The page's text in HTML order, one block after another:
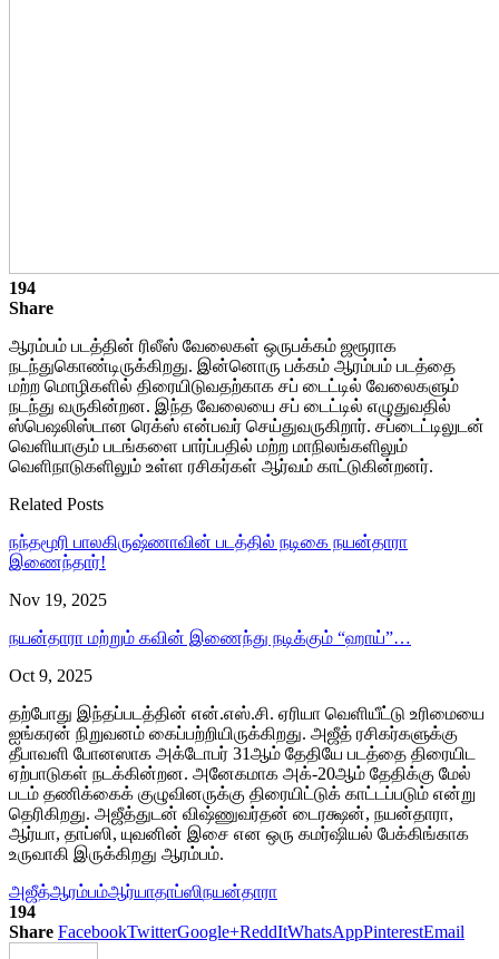
194
Share
ஆரம்பம் படத்தின் ரிலீஸ் வேலைகள் ஒருபக்கம் ஜரூராக
நடந்துகொண்டிருக்கிறது. இன்னொரு பக்கம் ஆரம்பம் படத்தை
மற்ற மொழிகளில் திரையிடுவதற்காக சப் டைட்டில் வேலைகளும்
நடந்து வருகின்றன. இந்த வேலையை சப் டைட்டில் எழுதுவதில்
ஸ்பெஷலிஸ்டான ரெக்ஸ் என்பவர் செய்துவருகிறார். சப்டைட்டிலுடன்
வெளியாகும் படங்களை பார்ப்பதில் மற்ற மாநிலங்களிலும்
வெளிநாடுகளிலும் உள்ள ரசிகர்கள் ஆர்வம் காட்டுகின்றனர்.
Related Posts
நந்தமூரி பாலகிருஷ்ணாவின் படத்தில் நடிகை நயன்தாரா
இணைந்தார்!
Nov 19, 2025
நயன்தாரா மற்றும் கவின் இணைந்து நடிக்கும் “ஹாய்”…
Oct 9, 2025
தற்போது இந்தப்படத்தின் என்.எஸ்.சி. ஏரியா வெளியீட்டு உரிமையை
ஐங்கரன் நிறுவனம் கைப்பற்றியிருக்கிறது. அஜீத் ரசிகர்களுக்கு
தீபாவளி போனஸாக அக்டோபர் 31ஆம் தேதியே படத்தை திரையிட
ஏற்பாடுகள் நடக்கின்றன. அனேகமாக அக்-20ஆம் தேதிக்கு மேல்
படம் தணிக்கைக் குழுவினருக்கு திரையிட்டுக் காட்டப்படும் என்று
தெரிகிறது. அஜீத்துடன் விஷ்ணுவர்தன் டைரக்ஷன், நயன்தாரா,
ஆர்யா, தாப்ஸி, யுவனின் இசை என ஒரு கமர்ஷியல் பேக்கிங்காக
உருவாகி இருக்கிறது ஆரம்பம்.
அஜீத்ஆரம்பம்ஆர்யாதாப்ஸிநயன்தாரா
194
Share FacebookTwitterGoogle+ReddItWhatsAppPinterestEmail